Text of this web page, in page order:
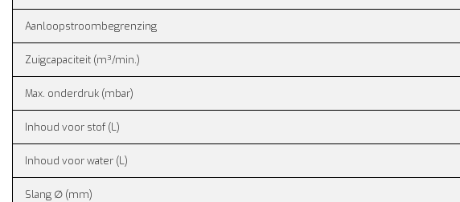
Aanloopstroombegrenzing
Zuigcapaciteit (m³/min.)
Max. onderdruk (mbar)
Inhoud voor stof (L)
Inhoud voor water (L)
Slang ∅ (mm)